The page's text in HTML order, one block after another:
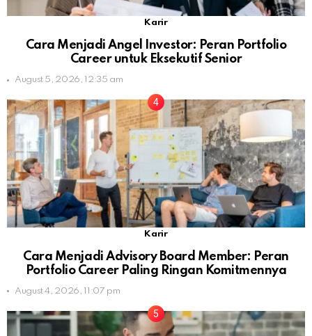
Karir
Cara Menjadi Angel Investor: Peran Portfolio
Career untuk Eksekutif Senior
August 5, 2026, 12:35 am
Karir
Cara Menjadi Advisory Board Member: Peran
Portfolio Career Paling Ringan Komitmennya
August 4, 2026, 11:07 pm